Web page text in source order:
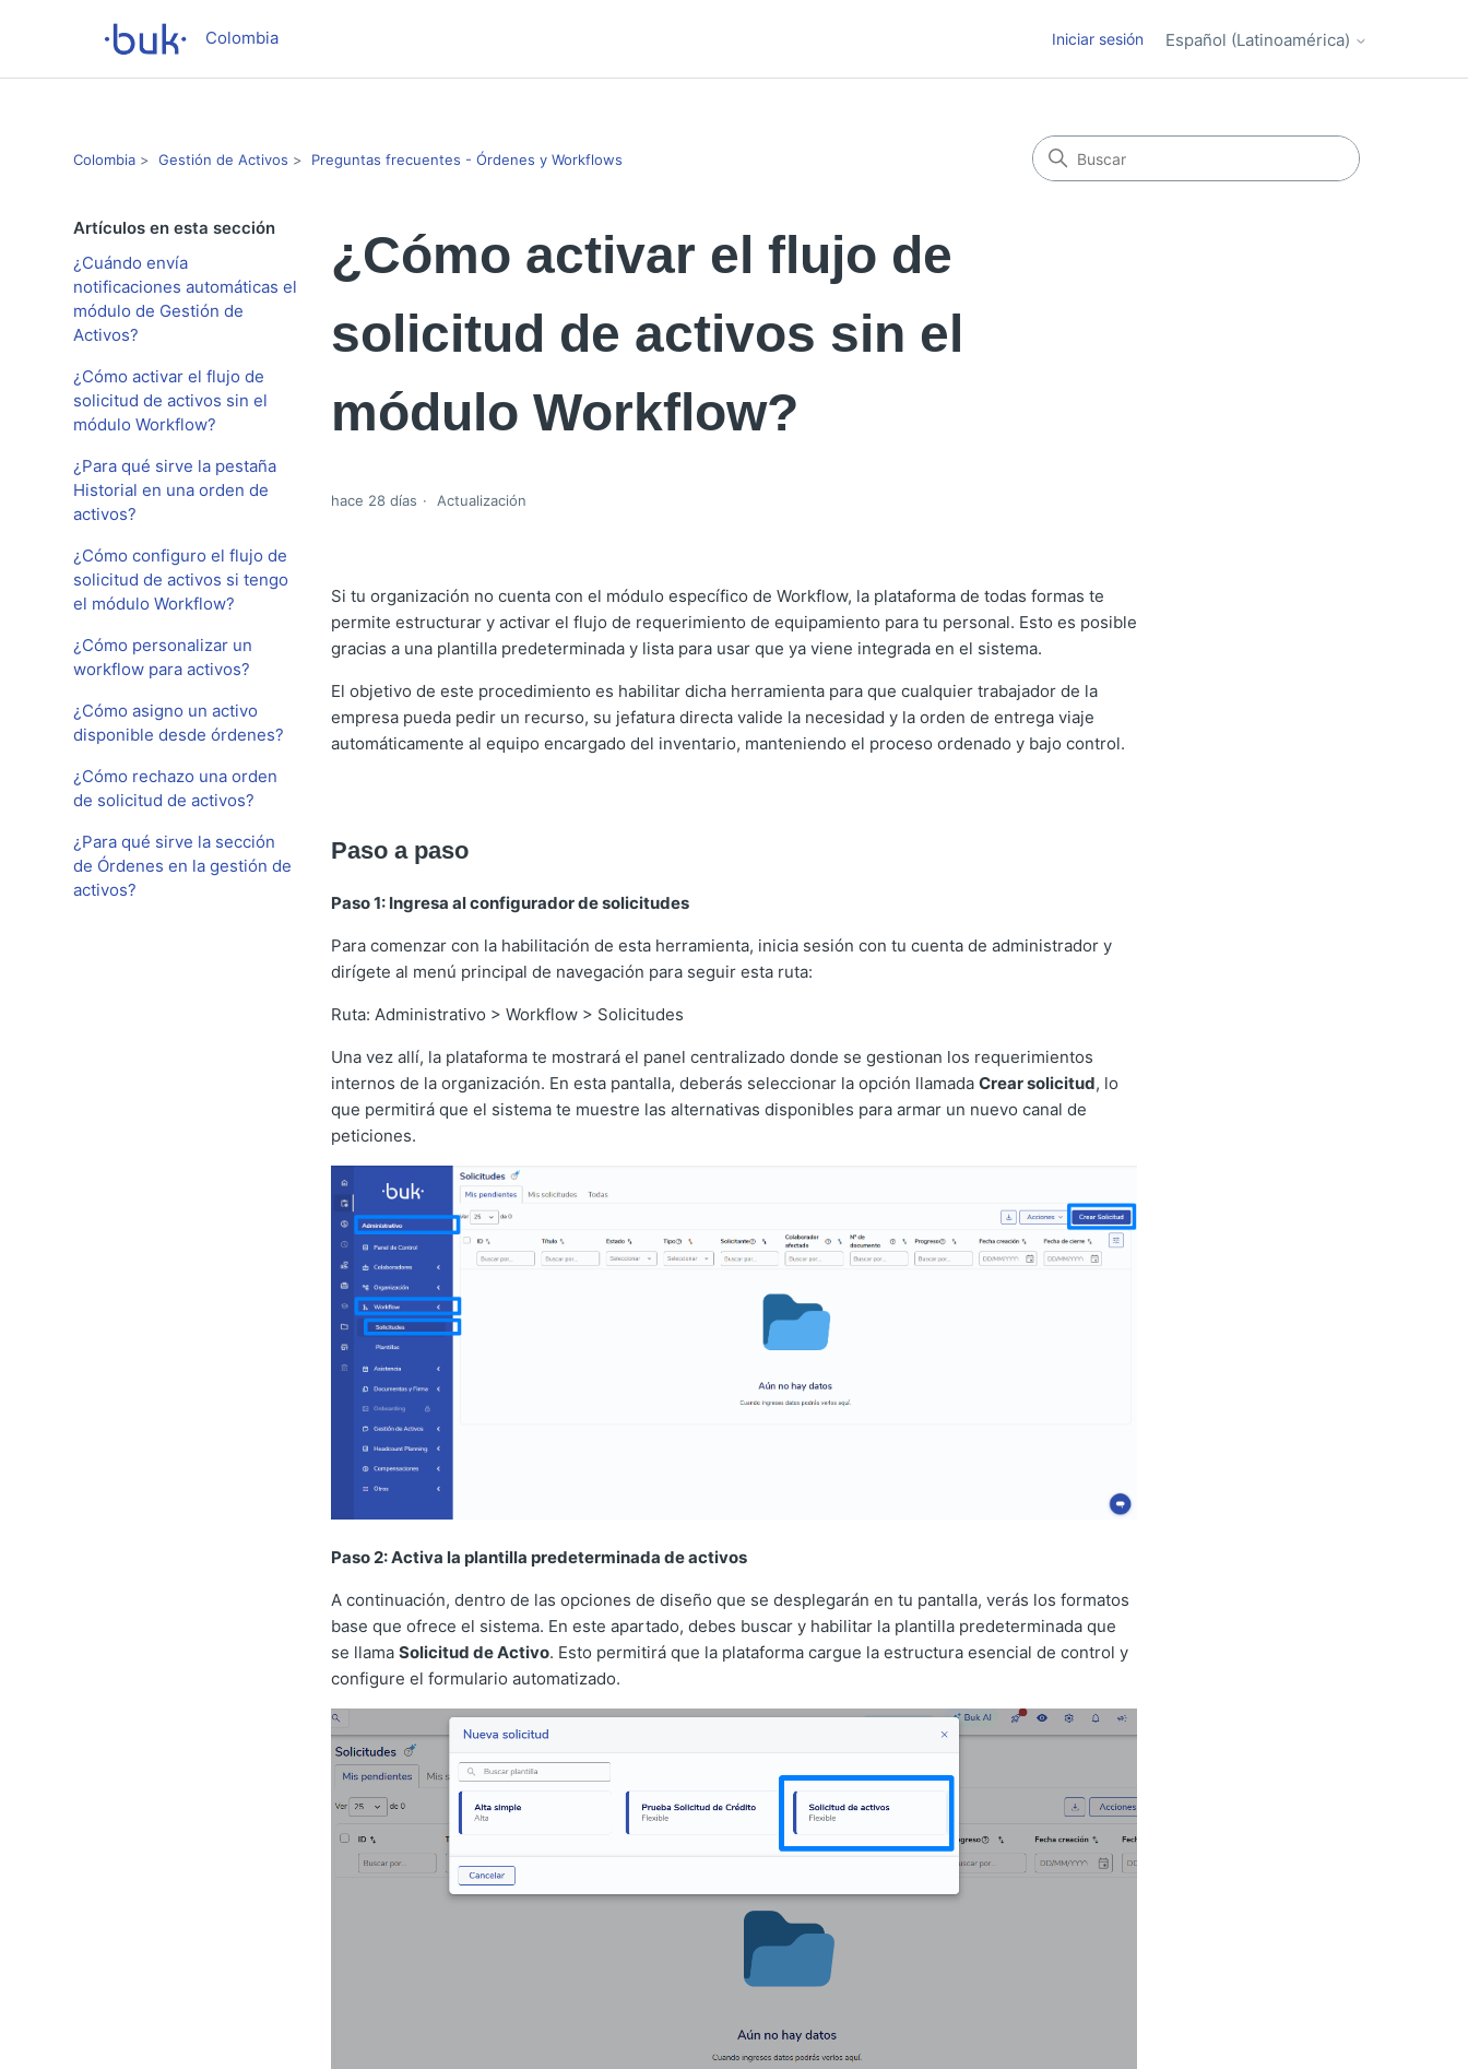
Colombia Iniciar sesión Español (Latinoamérica)
Colombia Gestión de Activos Preguntas frecuentes - Órdenes y Workflows
Artículos en esta sección
¿Cuándo envía
notificaciones automáticas el
módulo de Gestión de
Activos?
¿Cómo activar el flujo de
solicitud de activos sin el
módulo Workflow?
¿Para qué sirve la pestaña
Historial en una orden de
activos?
¿Cómo configuro el flujo de
solicitud de activos si tengo
el módulo Workflow?
¿Cómo personalizar un
workflow para activos?
¿Cómo asigno un activo
disponible desde órdenes?
¿Cómo rechazo una orden
de solicitud de activos?
¿Para qué sirve la sección
de Órdenes en la gestión de
activos?
¿Cómo activar el flujo de
solicitud de activos sin el
módulo Workflow?
hace 28 días Actualización
Si tu organización no cuenta con el módulo específico de Workflow, la plataforma de todas formas te
permite estructurar y activar el flujo de requerimiento de equipamiento para tu personal. Esto es posible
gracias a una plantilla predeterminada y lista para usar que ya viene integrada en el sistema.
El objetivo de este procedimiento es habilitar dicha herramienta para que cualquier trabajador de la
empresa pueda pedir un recurso, su jefatura directa valide la necesidad y la orden de entrega viaje
automáticamente al equipo encargado del inventario, manteniendo el proceso ordenado y bajo control.
Paso a paso
Paso 1: Ingresa al configurador de solicitudes
Para comenzar con la habilitación de esta herramienta, inicia sesión con tu cuenta de administrador y
dirígete al menú principal de navegación para seguir esta ruta:
Ruta: Administrativo > Workflow > Solicitudes
Una vez allí, la plataforma te mostrará el panel centralizado donde se gestionan los requerimientos
internos de la organización. En esta pantalla, deberás seleccionar la opción llamada Crear solicitud, lo
que permitirá que el sistema te muestre las alternativas disponibles para armar un nuevo canal de
peticiones.
Paso 2: Activa la plantilla predeterminada de activos
A continuación, dentro de las opciones de diseño que se desplegarán en tu pantalla, verás los formatos
base que ofrece el sistema. En este apartado, debes buscar y habilitar la plantilla predeterminada que
se llama Solicitud de Activo. Esto permitirá que la plataforma cargue la estructura esencial de control y
configure el formulario automatizado.